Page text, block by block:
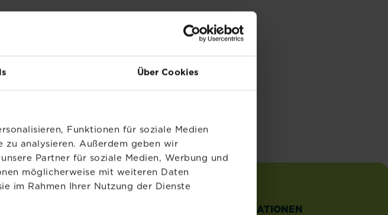
Über Cookies
Funktionen für soziale Medien
analysieren. Außerdem geben wir
Partner für soziale Medien, Werbung und
möglicherweise mit weiteren Daten
im Rahmen Ihrer Nutzung der Dienste
INFORMATIONEN